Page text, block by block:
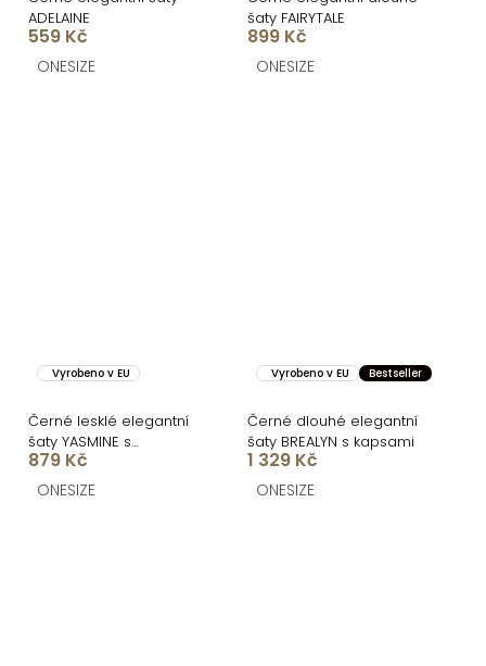
ADELAINE
559 Kč
ONESIZE
šaty FAIRYTALE
899 Kč
ONESIZE
Vyrobeno v EU
Černé lesklé elegantní
šaty YASMINE s
rozparkem
879 Kč
ONESIZE
Vyrobeno v EU Bestseller
Černé dlouhé elegantní
šaty BREALYN s kapsami
1 329 Kč
ONESIZE